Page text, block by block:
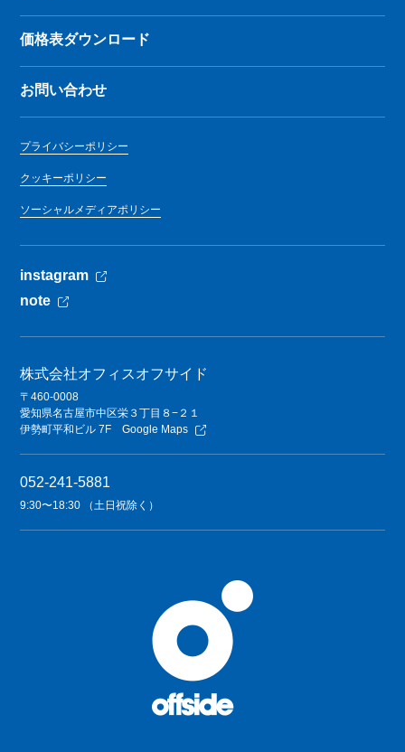
価格表ダウンロード
お問い合わせ
instagram
note
プライバシーポリシー
クッキーポリシー
ソーシャルメディアポリシー
株式会社オフィスオフサイド
〒460-0008
愛知県名古屋市中区栄３丁目８−２１
伊勢町平和ビル 7FGoogle Maps
052-241-5881
9:30〜18:30 （土日祝除く）